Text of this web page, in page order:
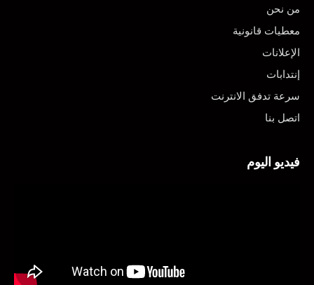
من نحن
معطيات قانونية
الإعلانات
إنتدابات
سرعة تدفق الانترنت
اتصل بنا
فيديو اليوم